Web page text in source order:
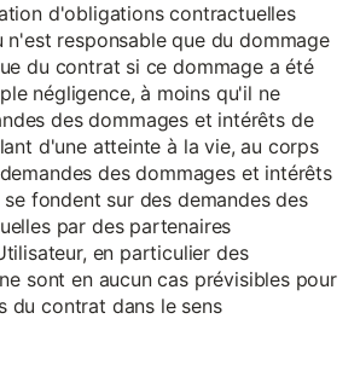
d'obligations contractuelles
n'est responsable que du dommage
du contrat si ce dommage a été
négligence, à moins qu'il ne
des dommages et intérêts de
d'une atteinte à la vie, au corps
des dommages et intérêts
fondent sur des demandes des
par des partenaires
en particulier des
sont en aucun cas prévisibles pour
du contrat dans le sens